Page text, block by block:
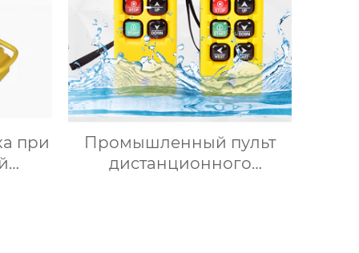
при
Промышленный пульт
дистанционного